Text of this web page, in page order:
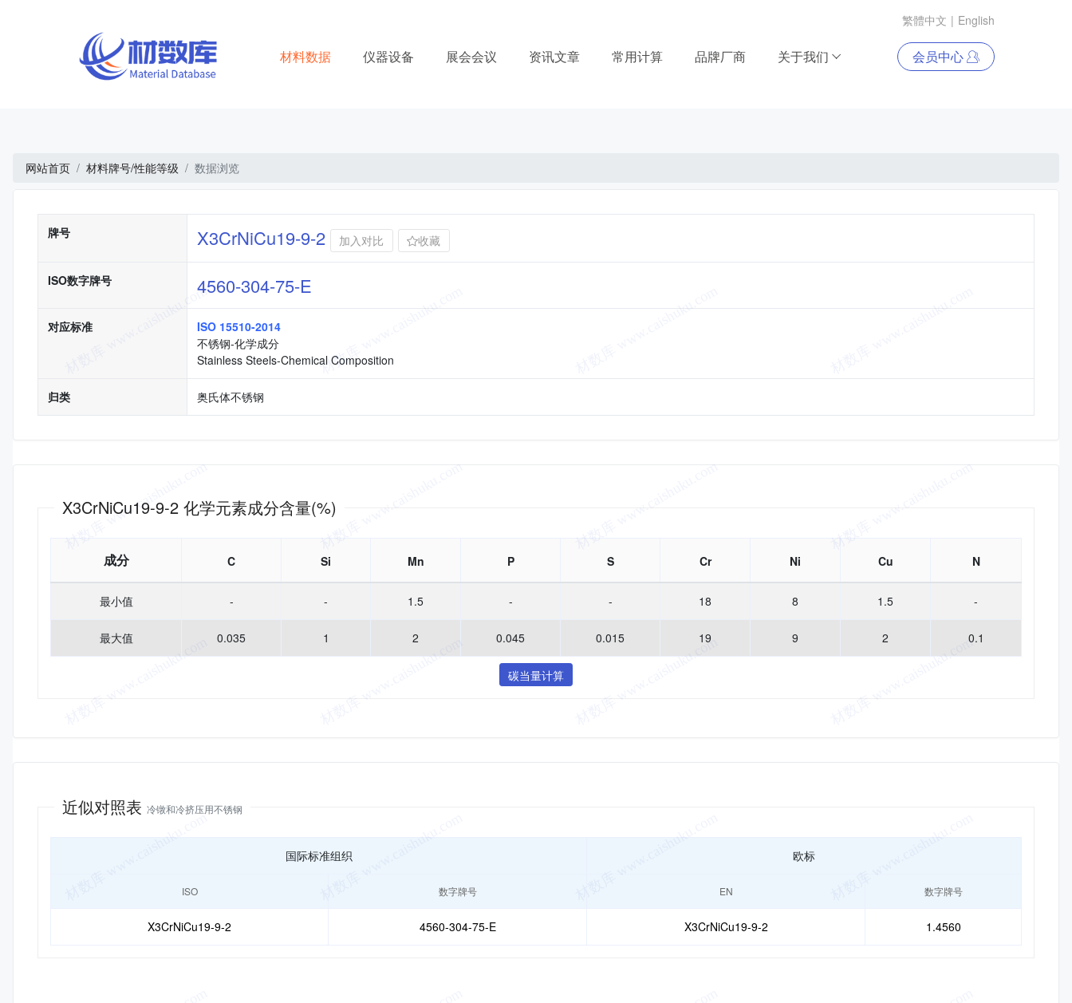
繁體中文 | English
材料数据 仪器设备 展会会议 资讯文章 常用计算 品牌厂商 关于我们 会员中心
网站首页 材料牌号/性能等级 数据浏览
牌号 X3CrNiCu19-9-2 加入对比 收藏
ISO数字牌号 4560-304-75-E
对应标准
ISO 15510-2014
不锈钢-化学成分
Stainless Steels-Chemical Composition
归类 奥氏体不锈钢
X3CrNiCu19-9-2 化学元素成分含量(%)
成分 C Si Mn P S Cr Ni Cu N
最小值 - - 1.5 - - 18 8 1.5 -
最大值 0.035 1 2 0.045 0.015 19 9 2 0.1
碳当量计算
近似对照表 冷镦和冷挤压用不锈钢
国际标准组织 欧标
ISO 数字牌号 EN 数字牌号
X3CrNiCu19-9-2 4560-304-75-E X3CrNiCu19-9-2 1.4560